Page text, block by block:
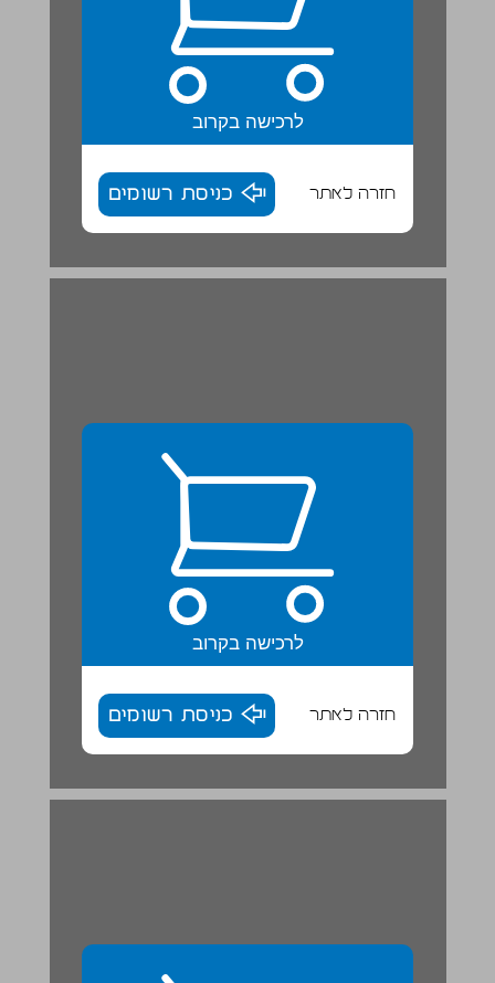
לרכישה בקרוב
חזרה לאתר כניסת רשומים
לרכישה בקרוב
חזרה לאתר כניסת רשומים